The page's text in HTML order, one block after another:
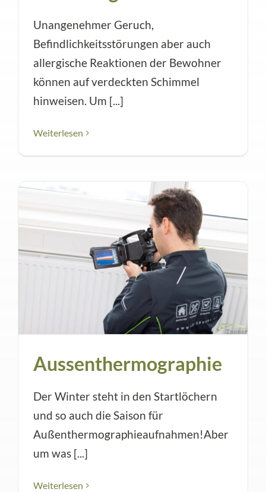
Unangenehmer Geruch,
Befindlichkeitsstörungen aber auch
allergische Reaktionen der Bewohner
können auf verdeckten Schimmel
hinweisen. Um [...]
Weiterlesen
Aussenthermographie
Der Winter steht in den Startlöchern
und so auch die Saison für
Außenthermographieaufnahmen!Aber
um was [...]
Weiterlesen